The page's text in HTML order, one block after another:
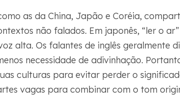
as da China, Japão e Coréia,
não falados. Em japonês, “ler o
alta. Os falantes de inglês geralmente
necessidade de adivinhação.
culturas para evitar perder o
vagas para combinar com o tom